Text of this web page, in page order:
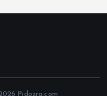
Pidozra.com